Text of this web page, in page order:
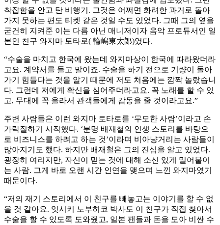
착잡함을 안고 탄 비행기. 그것은 어쩌면 화려한 과거로 돌아
가지 못하는 편도 티켓 같은 것일 수도 있었다. 그때 그의 옆을
굳건히 지켜준 이는 다름 아닌 매니저이자 음악 프로듀서인 일
본인 친구 와지마 토타로( 輪嶋東太郞)였다.
“수술을 마치고 한국에 왔는데 와지마상이 한국에 따라왔더라
고요. 계약서를 들고 말이죠. 수술을 하기 전으로 기량이 돌아
가기 힘들다는 것을 알기 때문에 저도 처음에는 깜짝 놀랐습니
다. 그런데 저에게 확신을 심어주더라고요. 꼭 노래를 할 수 있
고, 무대에 꼭 올라서 관객들에게 감동을 줄 것이라고요.”
주변 사람들은 이런 와지마 토타로를 ‘무모한 사람’이라고 손
가락질하기 시작했다. ‘분명 배재철의 인생 스토리를 바탕으
로 비즈니스를 하려고 하는 것’이라며 비아냥거리는 사람들이
많아지기도 했다. 하지만 배재철은 그의 진심을 알고 있었다.
굉장히 여리지만, 자신이 믿는 것에 대해 소신 있게 밀어붙이
는 사람. 그게 바로 오랜 시간 인연을 맺으며 느낀 와지마였기
때문이다.
“저의 재기 스토리에서 이 친구를 빼놓고는 이야기를 할 수 없
을 것 같아요. 잇시키 노부히코 박사도 이 친구가 직접 찾아서
수술을 할 수 있도록 도와줬고, 일본 팬들과 돈을 모아 비싼 수